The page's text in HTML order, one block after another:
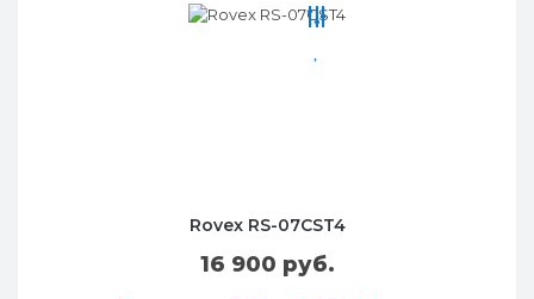
Rovex RS-07CST4
16 900 руб.